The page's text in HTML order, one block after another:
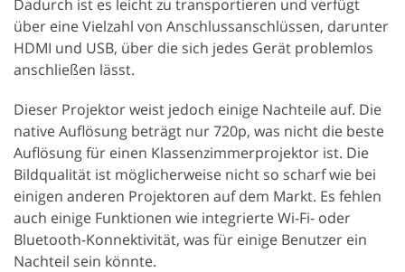
Dadurch ist es leicht zu transportieren und verfügt
über eine Vielzahl von Anschlussanschlüssen, darunter
HDMI und USB, über die sich jedes Gerät problemlos
anschließen lässt.
Dieser Projektor weist jedoch einige Nachteile auf. Die
native Auflösung beträgt nur 720p, was nicht die beste
Auflösung für einen Klassenzimmerprojektor ist. Die
Bildqualität ist möglicherweise nicht so scharf wie bei
einigen anderen Projektoren auf dem Markt. Es fehlen
auch einige Funktionen wie integrierte Wi-Fi- oder
Bluetooth-Konnektivität, was für einige Benutzer ein
Nachteil sein könnte.